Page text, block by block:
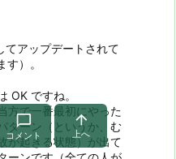
てアップデートされて
す）。
OK ですね。
方で一番最初にやった
ターン（というか、む
が起きる状態）が出て

コメント

上へ